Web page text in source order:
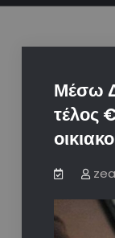
Μέσω
τέλος